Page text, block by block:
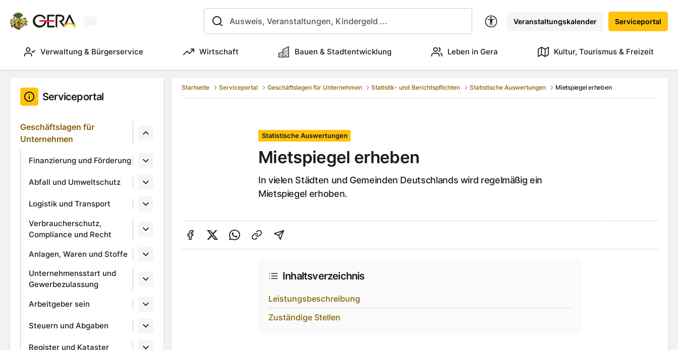
Veranstaltungskalender Serviceportal
Verwaltung & Bürgerservice Wirtschaft Bauen & Stadtentwicklung Leben in Gera Kultur, Tourismus & Freizeit
Serviceportal
Geschäftslagen für
Unternehmen
Finanzierung und Förderung
Abfall und Umweltschutz
Logistik und Transport
Verbraucherschutz,
Compliance und Recht
Anlagen, Waren und Stoffe
Unternehmensstart und
Gewerbezulassung
Arbeitgeber sein
Steuern und Abgaben
Register und Kataster
Startseite Serviceportal Geschäftslagen für Unternehmen Statistik- und Berichtspflichten Statistische Auswertungen Mietspiegel erheben
Statistische Auswertungen
Mietspiegel erheben
In vielen Städten und Gemeinden Deutschlands wird regelmäßig ein
Mietspiegel erhoben.
Auf Facebook teilen
Auf Twitter teilen
Per Link teilen
shareViaEmail
Inhaltsverzeichnis
Leistungsbeschreibung
Zuständige Stellen